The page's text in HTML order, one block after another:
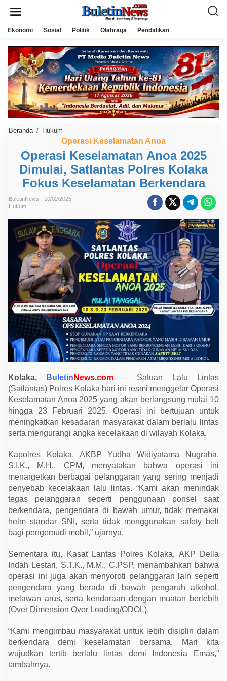
Ekonomi Sosial Politik Olahraga Pendidikan
Beranda / Hukum
p
e
r
a
i
K
s
a
m
a
t
a
n
A
n
o
a
2
0
2
5
D
m
u
l
i
,
S
a
t
l
a
n
t
s
P
o
r
e
s
K
o
l
a
k
k
s
K
s
e
m
a
a
Operasi Keselamatan Anoa
Operasi Keselamatan Anoa 2025
Dimulai, Satlantas Polres Kolaka
Fokus Keselamatan Berkendara
BuletinNews
10/02/2025
Hukum
Kolaka, Buletin News.com – Satuan Lalu Lintas
(Satlantas) Polres Kolaka hari ini resmi menggelar Operasi
Keselamatan Anoa 2025 yang akan berlangsung mulai 10
hingga 23 Februari 2025. Operasi ini bertujuan untuk
meningkatkan kesadaran masyarakat dalam berlalu lintas
serta mengurangi angka kecelakaan di wilayah Kolaka.
Kapolres Kolaka, AKBP Yudha Widiyatama Nugraha,
S.I.K., M.H., CPM, menyatakan bahwa operasi ini
menargetkan berbagai pelanggaran yang sering menjadi
penyebab kecelakaan lalu lintas. “Kami akan menindak
tegas pelanggaran seperti penggunaan ponsel saat
berkendara, pengendara di bawah umur, tidak memakai
helm standar SNI, serta tidak menggunakan safety belt
bagi pengemudi mobil,” ujarnya.
Sementara itu, Kasat Lantas Polres Kolaka, AKP Della
Indah Lestari, S.T.K., M.M., C.PSP, menambahkan bahwa
operasi ini juga akan menyoroti pelanggaran lain seperti
pengendara yang berada di bawah pengaruh alkohol,
melawan arus, serta kendaraan dengan muatan berlebih
(Over Dimension Over Loading/ODOL).
“Kami mengimbau masyarakat untuk lebih disiplin dalam
berkendara demi keselamatan bersama. Mari kita
wujudkan tertib berlalu lintas demi Indonesia Emas,”
tambahnya.